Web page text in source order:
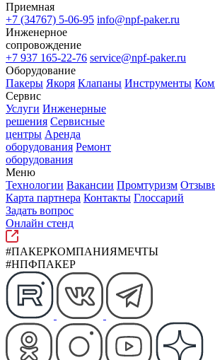
Приемная
+7 (34767) 5-06-95 info@npf-paker.ru
Инженерное
сопровождение
+7 937 165-22-76 service@npf-paker.ru
Оборудование
Пакеры Якоря Клапаны Инструменты
Сервис
Услуги Инженерные
решения Сервисные
центры Аренда
оборудования Ремонт
оборудования
Меню
Технологии Вакансии Промтуризм
Карта партнера Контакты Глоссарий
Задать вопрос
Онлайн стенд
#ПАКЕРКОМПАНИЯМЕЧТЫ
#НПФПАКЕР